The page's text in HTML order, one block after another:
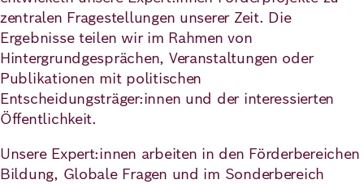
Deutsch Englisch
zentralen Fragestellungen unserer Zeit. Die
Ergebnisse teilen wir im Rahmen von
Hintergrundgesprächen, Veranstaltungen oder
Publikationen mit politischen
Entscheidungsträger:innen und der interessierten
Öffentlichkeit.
Unsere Expert:innen arbeiten in den Förderbereichen
Bildung, Globale Fragen und im Sonderbereich